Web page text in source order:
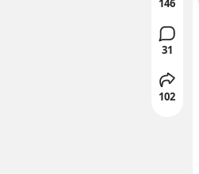
146
31
102